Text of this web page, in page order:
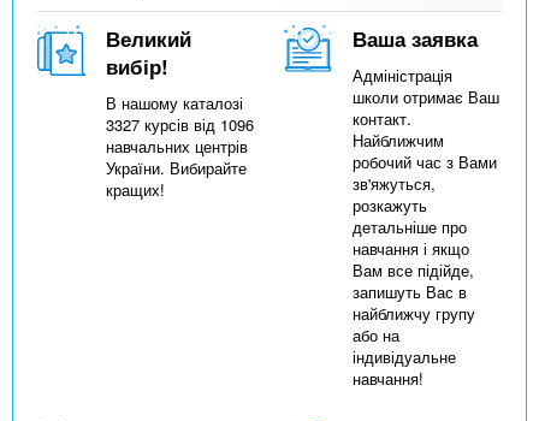
Великий
вибір!
В нашому каталозі
3327 курсів від 1096
навчальних центрів
України. Вибирайте
кращих!
Ваша заявка
Адміністрація
школи отримає Ваш
контакт.
Найближчим
робочий час з Вами
зв'яжуться,
розкажуть
детальніше про
навчання і якщо
Вам все підійде,
запишуть Вас в
найближчу групу
або на
індивідуальне
навчання!